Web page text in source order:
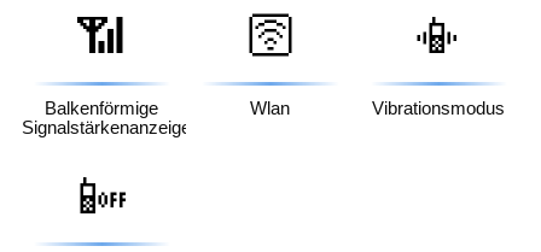
📶
Balkenförmige
Signalstärkenanzeige
🛜
Wlan
📳
Vibrationsmodus
📴